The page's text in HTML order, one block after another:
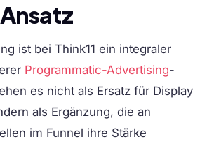
ist bei Think11 ein integraler
Programmatic-Advertising-
es nicht als Ersatz für Display
als Ergänzung, die an
im Funnel ihre Stärke